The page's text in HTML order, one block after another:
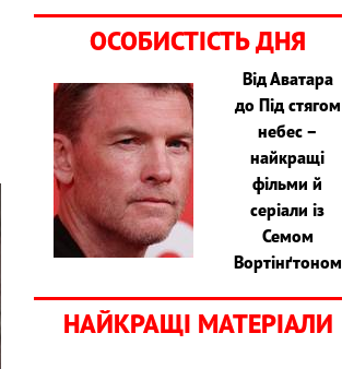
ОСОБИСТІСТЬ ДНЯ
Від Аватара
до Під стягом
небес –
найкращі
фільми й
серіали із
Семом
Вортінґтоном
НАЙКРАЩІ МАТЕРІАЛИ